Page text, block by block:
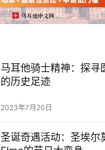
马耳他骑士精神：探寻
的历史足迹
2023年7月20日
圣诞奇遇活动：圣埃尔